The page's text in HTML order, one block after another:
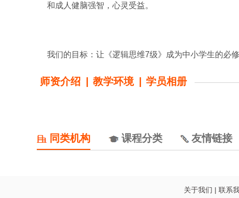
和成人健脑强智，心灵受益。
我们的目标：让《逻辑思维7级》成为中小学生的必修
师资介绍 教学环境 学员相册
同类机构 课程分类 友情链接
关于我们 | 联系